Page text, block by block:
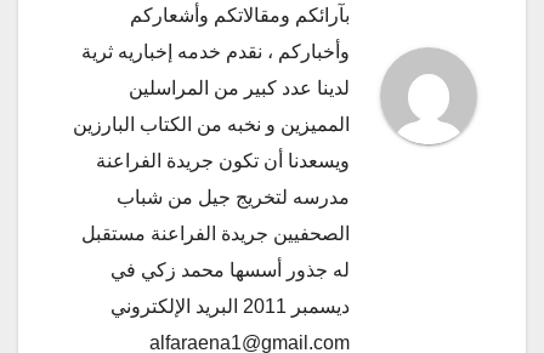
بآرائكم ومقالاتكم وأشعاركم
وأخباركم ، نقدم خدمه إخباريه ثرية
لدينا عدد كبير من المراسلين
المميزين و نخبه من الكتاب البارزين
ويسعدنا أن تكون جريدة الفراعنة
مدرسه لتخريج جيل من شباب
الصحفيين جريدة الفراعنة مستقبل
له جذور أسسها محمد زكي في
ديسمبر 2011 البريد الإلكتروني
alfaraena1@gmail.com